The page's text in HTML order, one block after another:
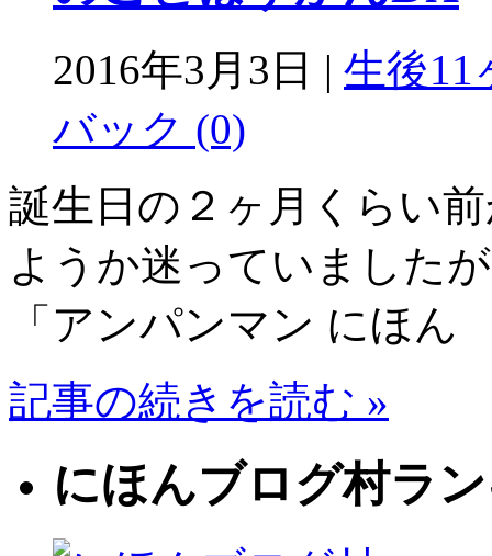
2016年3月3日 | 生後11
バック (0)
誕生日の２ヶ月くらい
ようか迷っていました
「アンパンマン にほん
記事の続きを読む »
にほんブログ村ラ